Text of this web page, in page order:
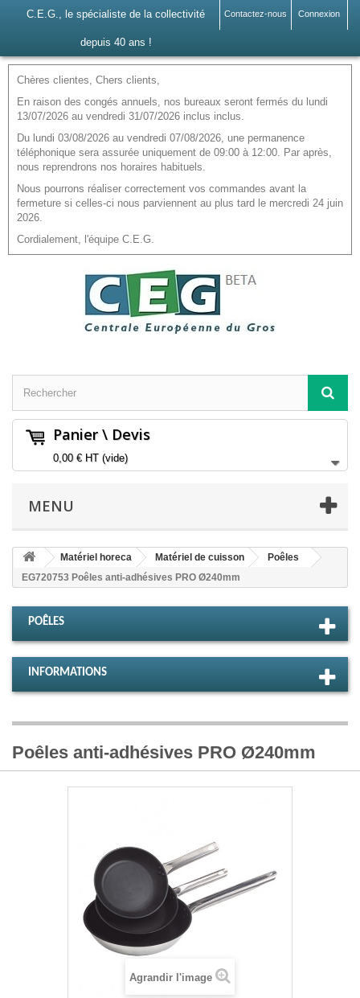
Connexion
Contactez-nous
C.E.G., le spécialiste de la collectivité
depuis 40 ans !
Chères clientes, Chers clients,
En raison des congés annuels, nos bureaux seront fermés du lundi
13/07/2026 au vendredi 31/07/2026 inclus inclus.
Du lundi 03/08/2026 au vendredi 07/08/2026, une permanence
téléphonique sera assurée uniquement de 09:00 à 12:00. Par après,
nous reprendrons nos horaires habituels.
Nous pourrons réaliser correctement vos commandes avant la
fermeture si celles-ci nous parviennent au plus tard le mercredi 24 juin
2026.
Cordialement, l'équipe C.E.G.
Panier \ Devis
0,00 €HT (vide)
MENU
Matériel horeca Matériel de cuisson
Poêles
EG720753 Poêles anti-adhésives PRO Ø240mm
POÊLES
INFORMATIONS
Poêles anti-adhésives PRO Ø240mm
Agrandir l'image